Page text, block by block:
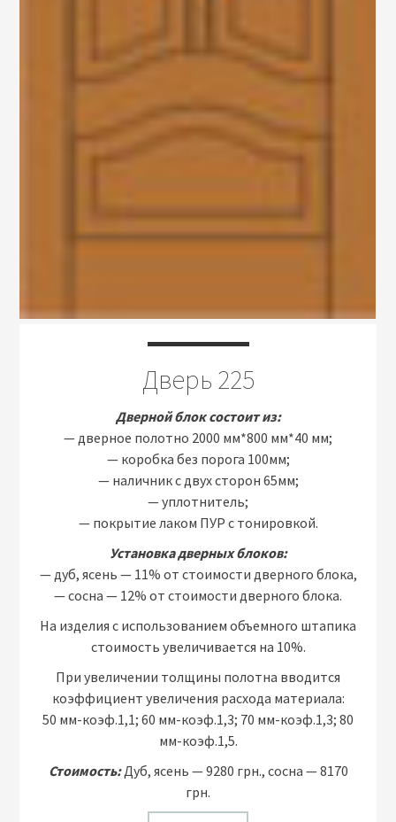
Дверь 225
Дверной блок состоит из:
— дверное полотно 2000 мм*800 мм*40 мм;
— коробка без порога 100мм;
— наличник с двух сторон 65мм;
— уплотнитель;
— покрытие лаком ПУР с тонировкой.
Установка дверных блоков:
— дуб, ясень — 11% от стоимости дверного блока,
— сосна — 12% от стоимости дверного блока.
На изделия с использованием объемного штапика
стоимость увеличивается на 10%.
При увеличении толщины полотна вводится
коэффициент увеличения расхода материала:
50 мм-коэф.1,1; 60 мм-коэф.1,3; 70 мм-коэф.1,3; 80
мм-коэф.1,5.
Стоимость:Дуб, ясень — 9280 грн., сосна — 8170
грн.